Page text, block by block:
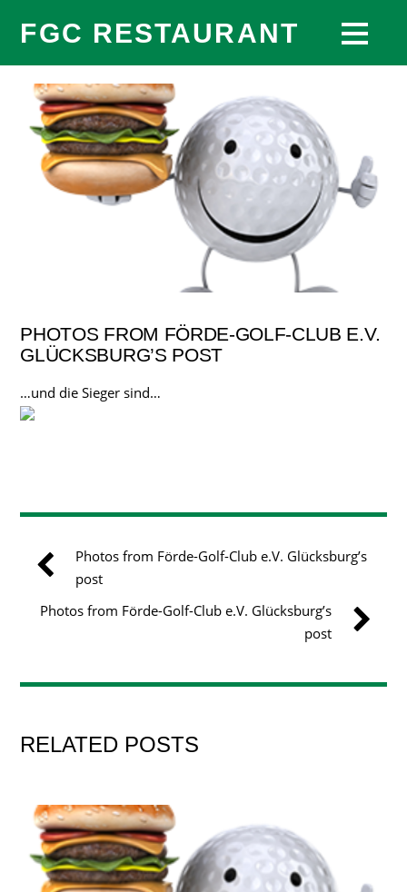
FGC RESTAURANT
PHOTOS FROM FÖRDE-GOLF-CLUB E.V.
GLÜCKSBURG’S POST
…und die Sieger sind…
Photos from Förde-Golf-Club e.V. Glücksburg’s
post
Photos from Förde-Golf-Club e.V. Glücksburg’s
post
RELATED POSTS